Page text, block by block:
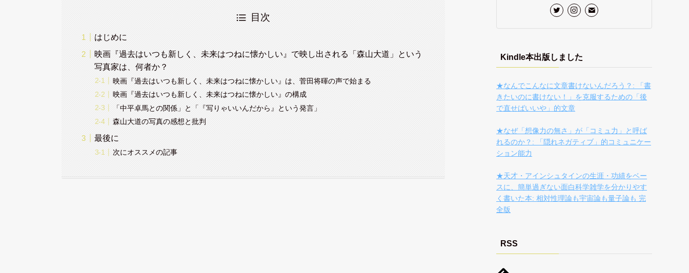
目次
はじめに
映画『過去はいつも新しく、未来はつねに懐かしい』で映し出される「森山大道」という
写真家は、何者か？
映画『過去はいつも新しく、未来はつねに懐かしい』は、菅田将暉の声で始まる
映画『過去はいつも新しく、未来はつねに懐かしい』の構成
「中平卓馬との関係」と「『写りゃいいんだから』という発言」
森山大道の写真の感想と批判
最後に
次にオススメの記事
Kindle本出版しました
★なんでこんなに文章書けないんだろう？: 「書
きたいのに書けない！」を克服するための「後
で直せばいいや」的文章
★なぜ「想像力の無さ」が「コミュ力」と呼ば
れるのか？: 「隠れネガティブ」的コミュニケー
ション能力
★天才・アインシュタインの生涯・功績をベー
スに、簡単過ぎない面白科学雑学を分かりやす
く書いた本: 相対性理論も宇宙論も量子論も 完
全版
RSS